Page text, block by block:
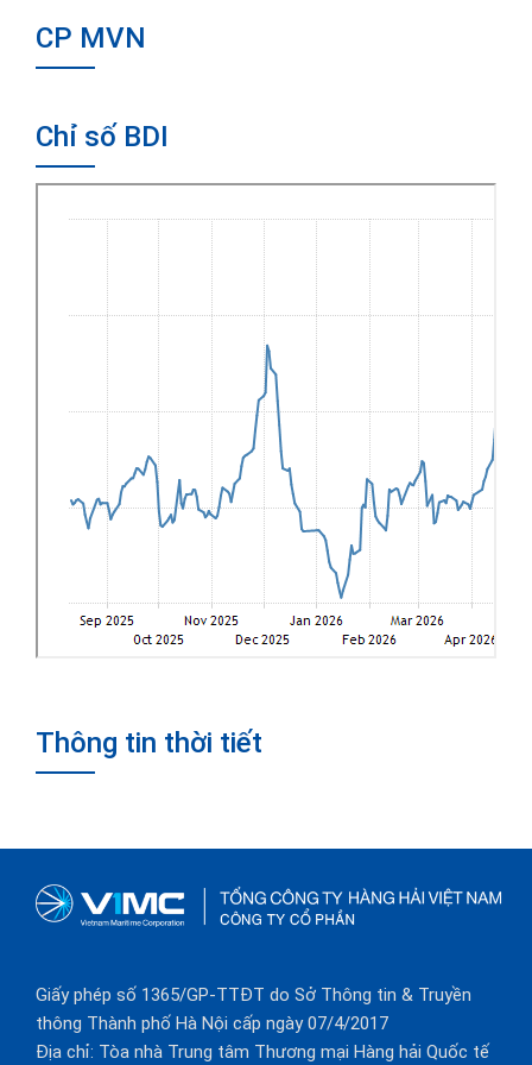
CP MVN
Chỉ số BDI
Thông tin thời tiết
Giấy phép số 1365/GP-TTĐT do Sở Thông tin & Truyền
thông Thành phố Hà Nội cấp ngày 07/4/2017
Địa chỉ: Tòa nhà Trung tâm Thương mại Hàng hải Quốc tế